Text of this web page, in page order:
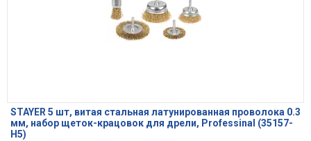
STAYER 5 шт, витая стальная латунированная проволока 0.3
мм, набор щеток-крацовок для дрели, Professinal (35157-
H5)